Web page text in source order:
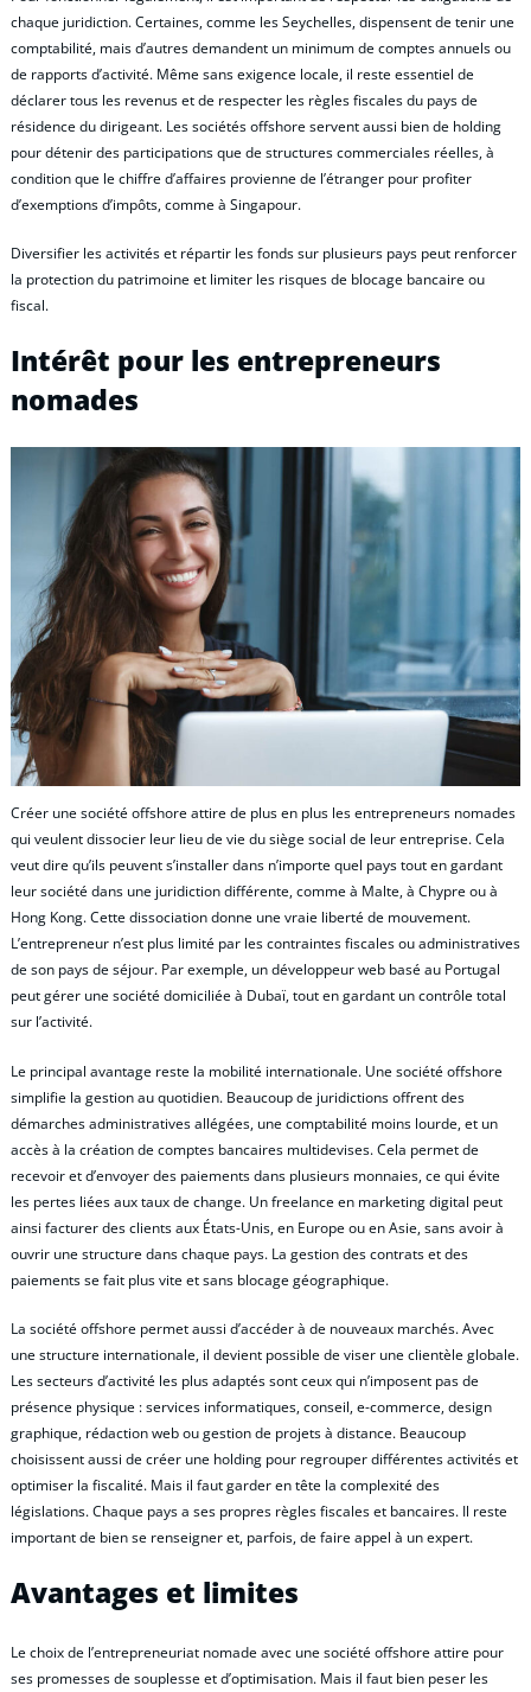
chaque juridiction. Certaines, comme les Seychelles, dispensent de tenir une
comptabilité, mais d’autres demandent un minimum de comptes annuels ou
de rapports d’activité. Même sans exigence locale, il reste essentiel de
déclarer tous les revenus et de respecter les règles fiscales du pays de
résidence du dirigeant. Les sociétés offshore servent aussi bien de holding
pour détenir des participations que de structures commerciales réelles, à
condition que le chiffre d’affaires provienne de l’étranger pour profiter
d’exemptions d’impôts, comme à Singapour.
Diversifier les activités et répartir les fonds sur plusieurs pays peut renforcer
la protection du patrimoine et limiter les risques de blocage bancaire ou
fiscal.
Intérêt pour les entrepreneurs
nomades
Créer une société offshore attire de plus en plus les entrepreneurs nomades
qui veulent dissocier leur lieu de vie du siège social de leur entreprise. Cela
veut dire qu’ils peuvent s’installer dans n’importe quel pays tout en gardant
leur société dans une juridiction différente, comme à Malte, à Chypre ou à
Hong Kong. Cette dissociation donne une vraie liberté de mouvement.
L’entrepreneur n’est plus limité par les contraintes fiscales ou administratives
de son pays de séjour. Par exemple, un développeur web basé au Portugal
peut gérer une société domiciliée à Dubaï, tout en gardant un contrôle total
sur l’activité.
Le principal avantage reste la mobilité internationale. Une société offshore
simplifie la gestion au quotidien. Beaucoup de juridictions offrent des
démarches administratives allégées, une comptabilité moins lourde, et un
accès à la création de comptes bancaires multidevises. Cela permet de
recevoir et d’envoyer des paiements dans plusieurs monnaies, ce qui évite
les pertes liées aux taux de change. Un freelance en marketing digital peut
ainsi facturer des clients aux États-Unis, en Europe ou en Asie, sans avoir à
ouvrir une structure dans chaque pays. La gestion des contrats et des
paiements se fait plus vite et sans blocage géographique.
La société offshore permet aussi d’accéder à de nouveaux marchés. Avec
une structure internationale, il devient possible de viser une clientèle globale.
Les secteurs d’activité les plus adaptés sont ceux qui n’imposent pas de
présence physique : services informatiques, conseil, e-commerce, design
graphique, rédaction web ou gestion de projets à distance. Beaucoup
choisissent aussi de créer une holding pour regrouper différentes activités et
optimiser la fiscalité. Mais il faut garder en tête la complexité des
législations. Chaque pays a ses propres règles fiscales et bancaires. Il reste
important de bien se renseigner et, parfois, de faire appel à un expert.
Avantages et limites
Le choix de l’entrepreneuriat nomade avec une société offshore attire pour
ses promesses de souplesse et d’optimisation. Mais il faut bien peser les